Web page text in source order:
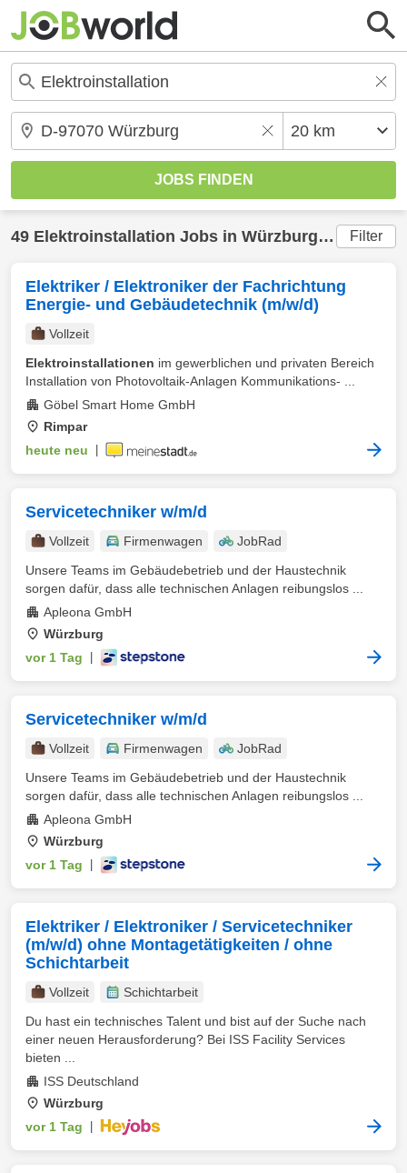
49 Elektroinstallation Jobs in Würzburg(20 km)
Filter
Elektriker / Elektroniker der Fachrichtung
Energie- und Gebäudetechnik (m/w/d)
Vollzeit
Elektroinstallationen im gewerblichen und privaten Bereich
Installation von Photovoltaik-Anlagen Kommunikations- ...
Göbel Smart Home GmbH
Rimpar
heute neu
Servicetechniker w/m/d
Vollzeit Firmenwagen
JobRad
Unsere Teams im Gebäudebetrieb und der Haustechnik
sorgen dafür, dass alle technischen Anlagen reibungslos ...
Apleona GmbH
Würzburg
vor 1 Tag
Servicetechniker w/m/d
Vollzeit Firmenwagen
JobRad
Unsere Teams im Gebäudebetrieb und der Haustechnik
sorgen dafür, dass alle technischen Anlagen reibungslos ...
Apleona GmbH
Würzburg
vor 1 Tag
Elektriker / Elektroniker / Servicetechniker
(m/w/d) ohne Montagetätigkeiten / ohne
Schichtarbeit
Vollzeit
Schichtarbeit
Du hast ein technisches Talent und bist auf der Suche nach
einer neuen Herausforderung? Bei ISS Facility Services
bieten ...
ISS Deutschland
Würzburg
vor 1 Tag